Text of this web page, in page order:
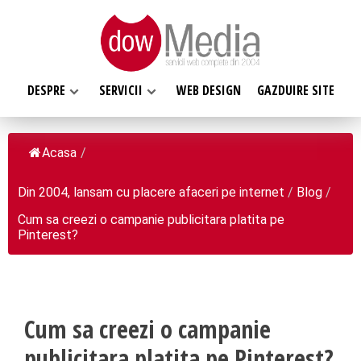
DESPRE SERVICII WEB DESIGN GAZDUIRE SITE
DESPRE NOI
Clientii nostri
SERVICII WEB
Web design
Web Hosting, Gazduire site
Inregistrari, Rezervari domenii
Acasa /
Din 2004, lansam cu placere afaceri pe internet / Blog /
Cum sa creezi o campanie publicitara platita pe
Pinterest?
Cum sa creezi o campanie